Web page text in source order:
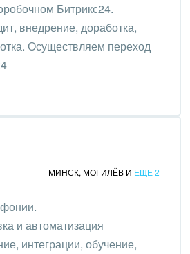
Битрикс24.
внедрение, доработка,
Осуществляем переход
МИНСК, МОГИЛЁВ И ЕЩЕ 2
и автоматизация
интеграции, обучение,